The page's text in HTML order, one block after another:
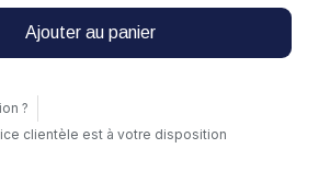
Ajouter au panier
?
clientèle est à votre disposition